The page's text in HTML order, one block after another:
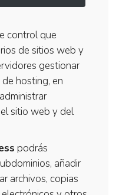
control que
de sitios web y
gestionar
hosting, en
sitio web y del
podrás
añadir
archivos, copias